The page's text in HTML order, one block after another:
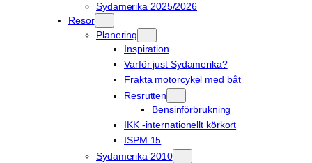
Sydamerika 2025/2026
Resor
Planering
Inspiration
Varför just Sydamerika?
Frakta motorcykel med båt
Resrutten
Bensinförbrukning
IKK -internationellt körkort
ISPM 15
Sydamerika 2010